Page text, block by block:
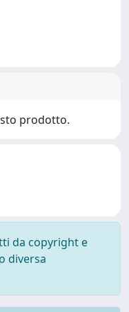
prodotto.
da copyright e
diversa